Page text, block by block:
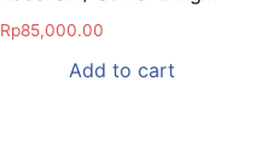
Rp85,000.00
Add to cart